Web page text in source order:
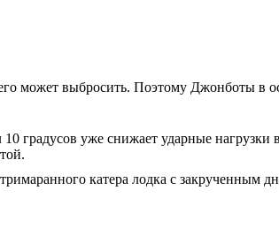
может выбросить. Поэтому Джонботы в
уже снижает ударные нагрузки в
катера лодка с